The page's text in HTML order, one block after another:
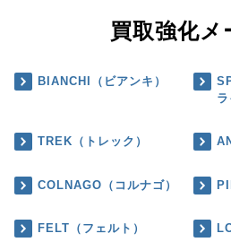
買取強化メ
BIANCHI（ビアンキ）
ラ
TREK（トレック）
COLNAGO（コルナゴ）
FELT（フェルト）